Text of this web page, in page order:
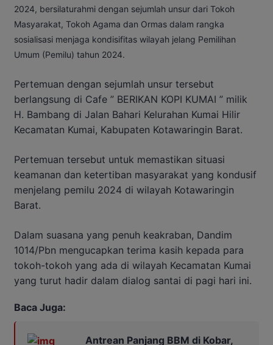
2024, bersilaturahmi dengan sejumlah unsur dari Tokoh
Masyarakat, Tokoh Agama dan Ormas dalam rangka
sosialisasi menjaga kondisifitas wilayah jelang Pemilihan
Umum (Pemilu) tahun 2024.
Pertemuan dengan sejumlah unsur tersebut
berlangsung di Cafe ” BERIKAN KOPI KUMAI ” milik
H. Bambang di Jalan Bahari Kelurahan Kumai Hilir
Kecamatan Kumai, Kabupaten Kotawaringin Barat.
Pertemuan tersebut untuk memastikan situasi
keamanan dan ketertiban masyarakat yang kondusif
menjelang pemilu 2024 di wilayah Kotawaringin
Barat.
Dalam suasana yang penuh keakraban, Dandim
1014/Pbn mengucapkan terima kasih kepada para
tokoh-tokoh yang ada di wilayah Kecamatan Kumai
yang turut hadir dalam dialog santai di pagi hari ini.
Baca Juga:
Antrean Panjang BBM di Kobar,